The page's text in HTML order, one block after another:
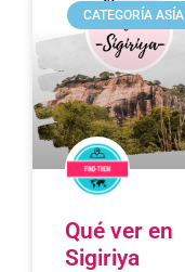
CATEGORÍA ASÍA
Qué ver en
Sigiriya